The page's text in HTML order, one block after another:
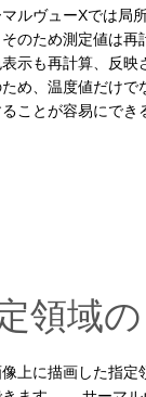
ルヴューXでは局
そのため測定値は
示も再計算、反映
め、温度値だけで
ことが容易にでき
領域
上に描画した指定